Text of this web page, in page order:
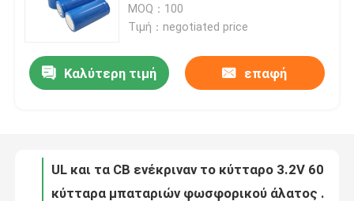
Προϊόντα
Εμφάνιση VR
Γύρος εργοστασίων
επανακαταλογηστέο
MOQ：100
Τιμή：negotiated price
Καλύτερη τιμή επαφή
UL και τα CB ενέκριναν το κύτταρο 3.2V 6000mAh μπαταριών 32700 LiFePo4